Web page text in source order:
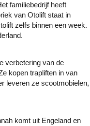
familiebedrijf heeft
van Otolift staat in
zelfs binnen een week.
verbetering van de
kopen trapliften in van
leveren ze scootmobielen,
komt uit Engeland en